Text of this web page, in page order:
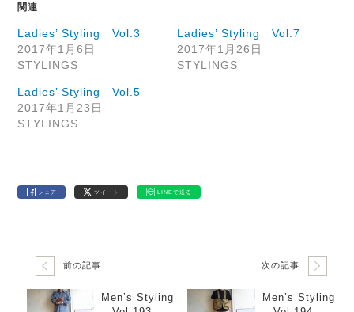
関連
Ladies’ Styling Vol.3
2017年1月6日
STYLINGS
Ladies’ Styling Vol.7
2017年1月26日
STYLINGS
Ladies’ Styling Vol.5
2017年1月23日
STYLINGS
シェア ツイート LINEで送る
前の記事
Men’s Styling
次の記事
Men’s Styling